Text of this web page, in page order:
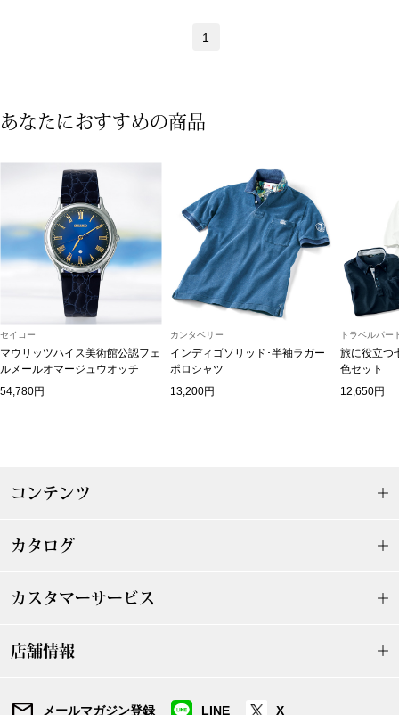
BOGARD 最新号はこちら
ランド
集
／チュニック
ルーム･アン
ルームウェア
アンダーウェア
その他
クラッチバッグ
1
あなたにおすすめの商品
セイコー
マウリッツハイス美術館公認フェ
ルメールオマージュウオッチ
54,780円
カンタベリー
インディゴソリッド･半袖ラガー
ポロシャツ
13,200円
トラベルパー
旅に役立つ
色セット
12,650円
コンテンツ
カタログ
カスタマーサービス
店舗情報
メールマガジン登録 LINE X